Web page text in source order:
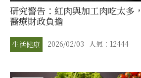
研究警告：紅肉與加工肉吃太多
醫療財政負擔
生活健康 2026/02/03 人氣：12444